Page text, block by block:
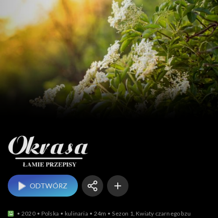
Okrasa łamie przepisy
ODTWÓRZ
2020 Polska kulinaria 24m Sezon 1, Kwiaty czarnego bzu